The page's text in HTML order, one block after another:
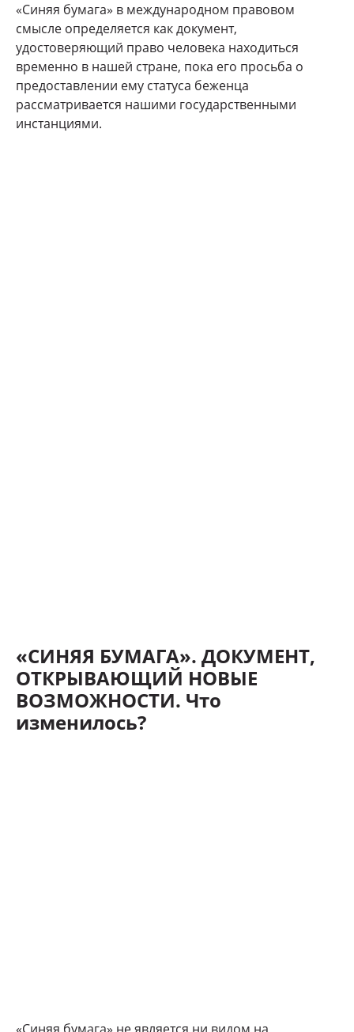
«Синяя бумага» в международном правовом
смысле определяется как документ,
удостоверяющий право человека находиться
временно в нашей стране, пока его просьба о
предоставлении ему статуса беженца
рассматривается нашими государственными
инстанциями.
«СИНЯЯ БУМАГА». ДОКУМЕНТ,
ОТКРЫВАЮЩИЙ НОВЫЕ
ВОЗМОЖНОСТИ. Что
изменилось?